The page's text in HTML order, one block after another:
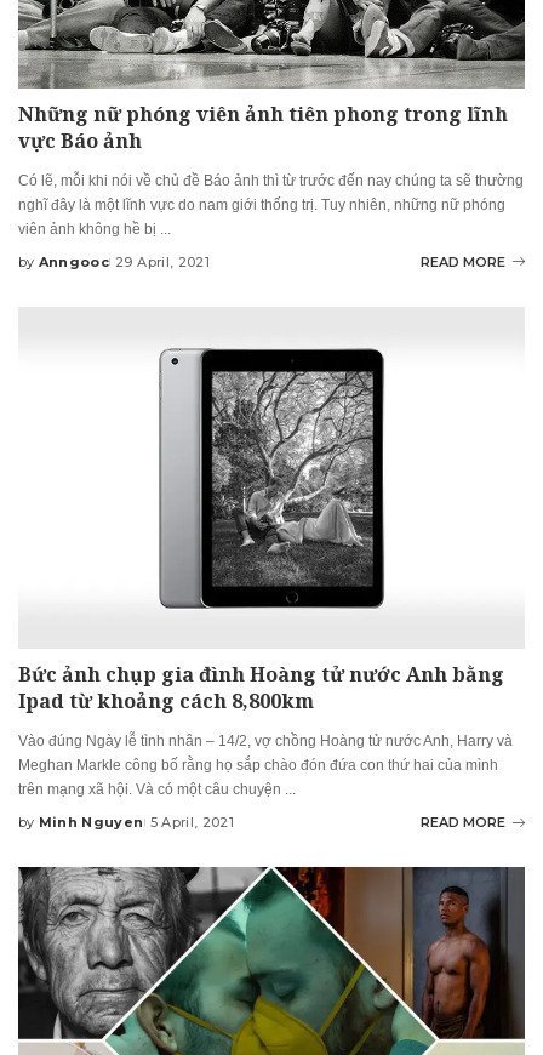
Những nữ phóng viên ảnh tiên phong trong lĩnh
vực Báo ảnh
Có lẽ, mỗi khi nói về chủ đề Báo ảnh thì từ trước đến nay chúng ta sẽ thường
nghĩ đây là một lĩnh vực do nam giới thống trị. Tuy nhiên, những nữ phóng
viên ảnh không hề bị
Posted
by Anngooc 29 April, 2021 READ MORE
Bức ảnh chụp gia đình Hoàng tử nước Anh bằng
Ipad từ khoảng cách 8,800km
Vào đúng Ngày lễ tình nhân – 14/2, vợ chồng Hoàng tử nước Anh, Harry và
Meghan Markle công bố rằng họ sắp chào đón đứa con thứ hai của mình
trên mạng xã hội. Và có một câu chuyện ...
Posted
by Minh Nguyen 5 April, 2021 READ MORE